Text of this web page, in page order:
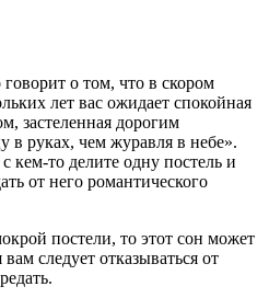
о том, что в скором
лет вас ожидает спокойная
застеленная дорогим
в руках, чем журавля в небе».
кем-то делите одну постель и
от него романтического
постели, то этот сон может
следует отказываться от